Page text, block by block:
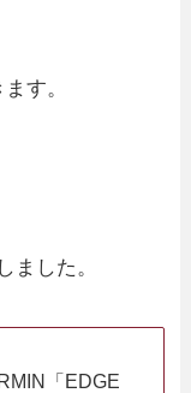
す。
ました。
「EDGE